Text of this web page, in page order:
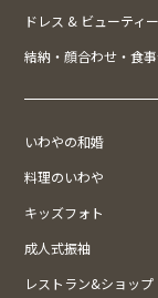
ドレス & ビューティー
結納・顔合わせ・食
いわやの和婚
料理のいわや
キッズフォト
成人式振袖
レストラン&ショップ